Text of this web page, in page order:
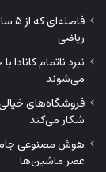
ریاضی
نبرد ناتمام
می‌شوند
فروشگاه‌های
شکار می‌کند
هوش مصنوعی
عصر ماشین‌ها